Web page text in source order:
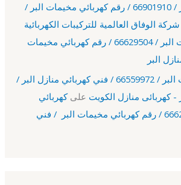
كهربائي مخيمات البر / 66901910 / رقم كهربائي مخيمات البر /
الوفاق العالمية للتركيبات الكهربائية
كهربائي مخيمات البر / 66629504 / رقم كهربائي مخيمات
البر
رقم كهربائي مخيمات البر / 66559972 / فني كهربائي منازل البر /
- كهربائى منازل الكويت علىكهربائي
مخيمات البر / 66629504 / رقم كهربائي مخيمات البر / فني